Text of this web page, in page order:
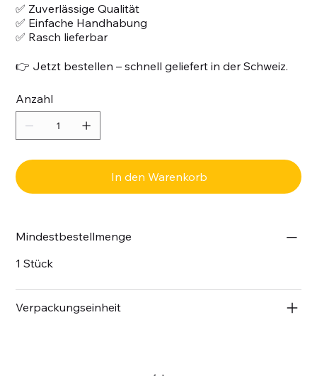
✅ Zuverlässige Qualität
✅ Einfache Handhabung
✅ Rasch lieferbar
👉 Jetzt bestellen – schnell geliefert in der Schweiz.
Anzahl
In den Warenkorb
Mindestbestellmenge
1 Stück
Verpackungseinheit